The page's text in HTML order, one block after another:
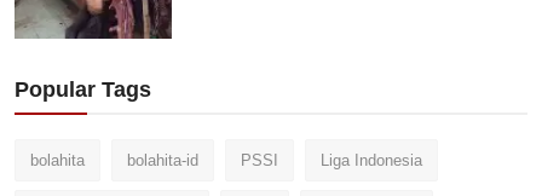
Popular Tags
bolahita bolahita-id PSSI Liga Indonesia